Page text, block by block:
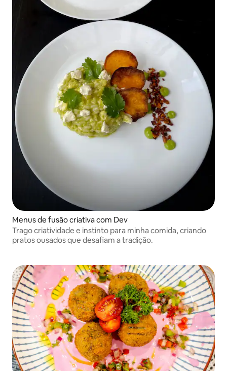
Menus de fusão criativa com Dev
Trago criatividade e instinto para minha comida, criando
pratos ousados que desafiam a tradição.